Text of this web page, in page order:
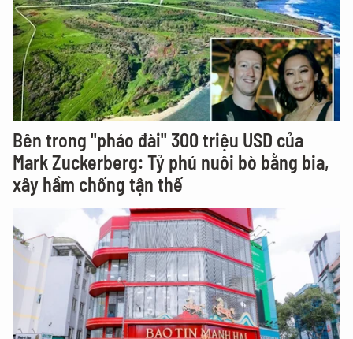
Bên trong "pháo đài" 300 triệu USD của
Mark Zuckerberg: Tỷ phú nuôi bò bằng bia,
xây hầm chống tận thế